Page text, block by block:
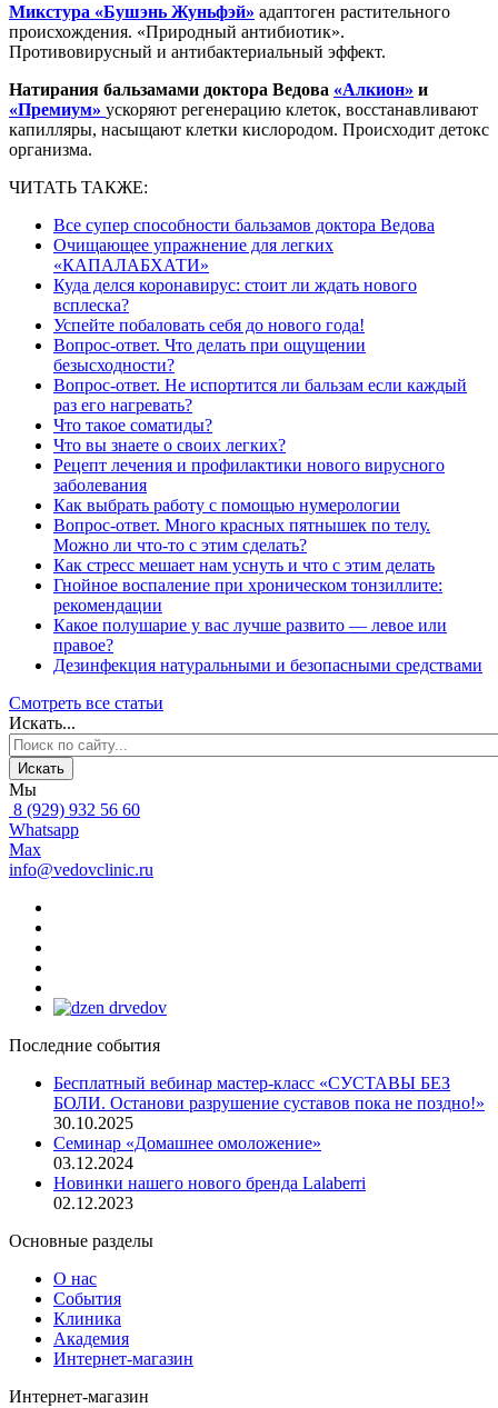
Микстура «Бушэнь Жуньфэй» адаптоген растительного
происхождения. «Природный антибиотик».
Противовирусный и антибактериальный эффект.
Натирания бальзамами доктора Ведова «Алкион» и
«Премиум» ускоряют регенерацию клеток, восстанавливают
капилляры, насыщают клетки кислородом. Происходит детокс
организма.
ЧИТАТЬ ТАКЖЕ:
Все супер способности бальзамов доктора Ведова
Очищающее упражнение для легких
«КАПАЛАБХАТИ»
Куда делся коронавирус: стоит ли ждать нового
всплеска?
Успейте побаловать себя до нового года!
Вопрос-ответ. Что делать при ощущении
безысходности?
Вопрос-ответ. Не испортится ли бальзам если каждый
раз его нагревать?
Что такое соматиды?
Что вы знаете о своих легких?
Рецепт лечения и профилактики нового вирусного
заболевания
Как выбрать работу с помощью нумерологии
Вопрос-ответ. Много красных пятнышек по телу.
Можно ли что-то с этим сделать?
Как стресс мешает нам уснуть и что с этим делать
Гнойное воспаление при хроническом тонзиллите:
рекомендации
Какое полушарие у вас лучше развито — левое или
правое?
Дезинфекция натуральными и безопасными средствами
Смотреть все статьи
Искать...
Искать
Мы
8 (929) 932 56 60
Whatsapp
Max
info@vedovclinic.ru
Последние события
Бесплатный вебинар мастер-класс «СУСТАВЫ БЕЗ
БОЛИ. Останови разрушение суставов пока не поздно!»
30.10.2025
Семинар «Домашнее омоложение»
03.12.2024
Новинки нашего нового бренда Lalaberri
02.12.2023
Основные разделы
О нас
События
Клиника
Академия
Интернет-магазин
Интернет-магазин